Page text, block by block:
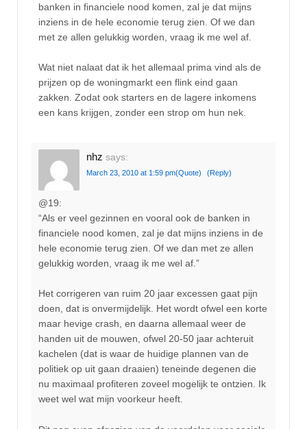
banken in financiele nood komen, zal je dat mijns
inziens in de hele economie terug zien. Of we dan
met ze allen gelukkig worden, vraag ik me wel af.
Wat niet nalaat dat ik het allemaal prima vind als de
prijzen op de woningmarkt een flink eind gaan
zakken. Zodat ook starters en de lagere inkomens
een kans krijgen, zonder een strop om hun nek.
nhz says:
March 23, 2010 at 1:59 pm(Quote) (Reply)
@19:
“Als er veel gezinnen en vooral ook de banken in
financiele nood komen, zal je dat mijns inziens in de
hele economie terug zien. Of we dan met ze allen
gelukkig worden, vraag ik me wel af.”
Het corrigeren van ruim 20 jaar excessen gaat pijn
doen, dat is onvermijdelijk. Het wordt ofwel een korte
maar hevige crash, en daarna allemaal weer de
handen uit de mouwen, ofwel 20-50 jaar achteruit
kachelen (dat is waar de huidige plannen van de
politiek op uit gaan draaien) teneinde degenen die
nu maximaal profiteren zoveel mogelijk te ontzien. Ik
weet wel wat mijn voorkeur heeft.